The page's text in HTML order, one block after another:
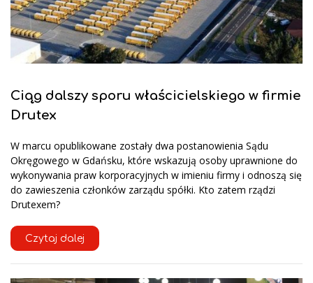
Ciąg dalszy sporu właścicielskiego w firmie
Drutex
W marcu opublikowane zostały dwa postanowienia Sądu
Okręgowego w Gdańsku, które wskazują osoby uprawnione do
wykonywania praw korporacyjnych w imieniu firmy i odnoszą się
do zawieszenia członków zarządu spółki. Kto zatem rządzi
Drutexem?
Czytaj dalej